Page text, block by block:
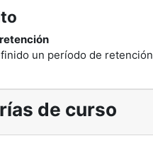
un período de retención
de curso